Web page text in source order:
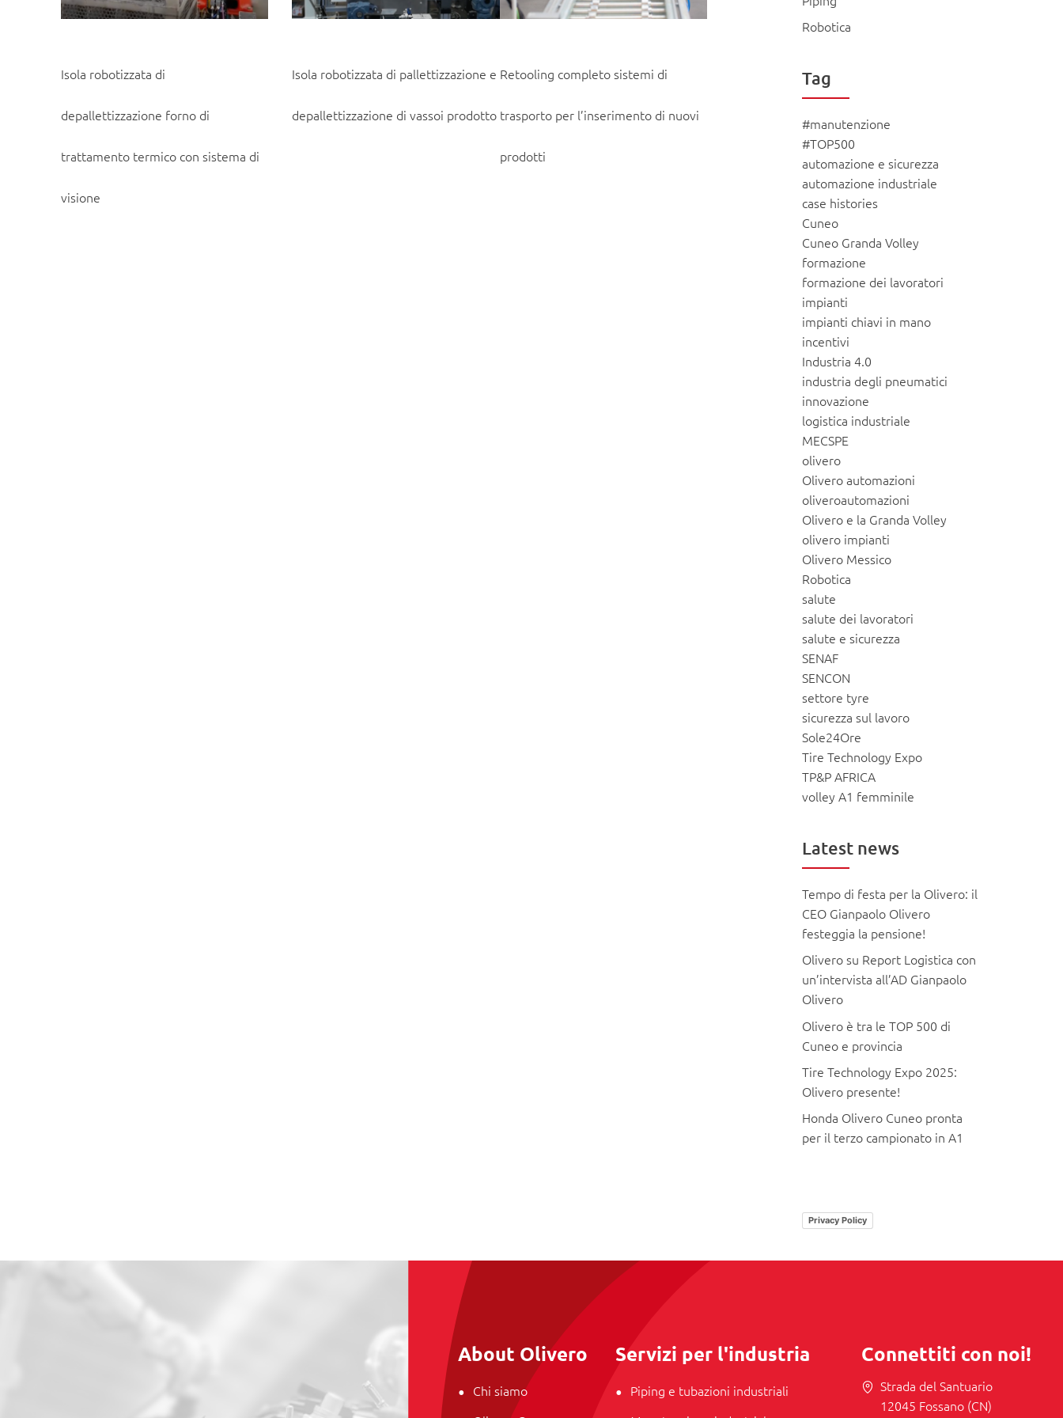
Isola robotizzata di
depallettizzazione forno di
trattamento termico con sistema di
visione
Isola robotizzata di pallettizzazione e
depallettizzazione di vassoi prodotto
Retooling completo sistemi di
trasporto per l’inserimento di nuovi
prodotti
Robotica
Tag
#manutenzione
#TOP500
automazione e sicurezza
automazione industriale
case histories
Cuneo
Cuneo Granda Volley
formazione
formazione dei lavoratori
impianti
impianti chiavi in mano
incentivi
Industria 4.0
industria degli pneumatici
innovazione
logistica industriale
MECSPE
olivero
Olivero automazioni
oliveroautomazioni
Olivero e la Granda Volley
olivero impianti
Olivero Messico
Robotica
salute
salute dei lavoratori
salute e sicurezza
SENAF
SENCON
settore tyre
sicurezza sul lavoro
Sole24Ore
Tire Technology Expo
TP&P AFRICA
volley A1 femminile
Latest news
Tempo di festa per la Olivero: il
CEO Gianpaolo Olivero
festeggia la pensione!
Olivero su Report Logistica con
un’intervista all’AD Gianpaolo
Olivero
Olivero è tra le TOP 500 di
Cuneo e provincia
Tire Technology Expo 2025:
Olivero presente!
Honda Olivero Cuneo pronta
per il terzo campionato in A1
Privacy Policy
About Olivero
Chi siamo
Servizi per l'industria
Piping e tubazioni industriali
Connettiti con noi!
Strada del Santuario
12045 Fossano (CN)